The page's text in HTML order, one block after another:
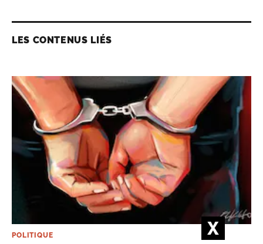
LES CONTENUS LIÉS
POLITIQUE